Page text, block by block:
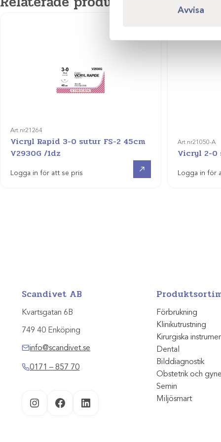
Avvisa
Art.nr21264
Vicryl Rapid 3-0 sutur FS-2 45cm
V2930G /1dz
Logga in för att se pris
Art.nr21050-A
Vicryl 2-0
Logga in för
Scandivet AB
Kvartsgatan 6B
749 40 Enköping
info@scandivet.se
0171 – 857 70
Instagram
FacebookLinkedIn
Förbrukning
Klinikutrustning
Kirurgiska
Dental
Bilddiagnostik
Obstetrik och
Semin
Miljösmart